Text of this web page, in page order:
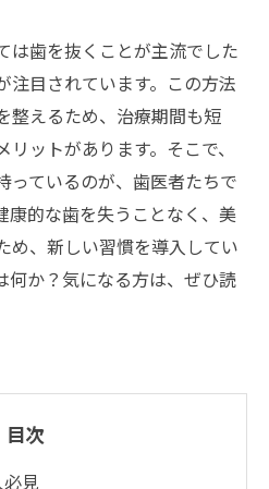
は歯を抜くことが主流でした
注目されています。この方法
整えるため、治療期間も短
ットがあります。そこで、
っているのが、歯医者たちで
康的な歯を失うことなく、美
め、新しい習慣を導入してい
何か？気になる方は、ぜひ読
目次
見